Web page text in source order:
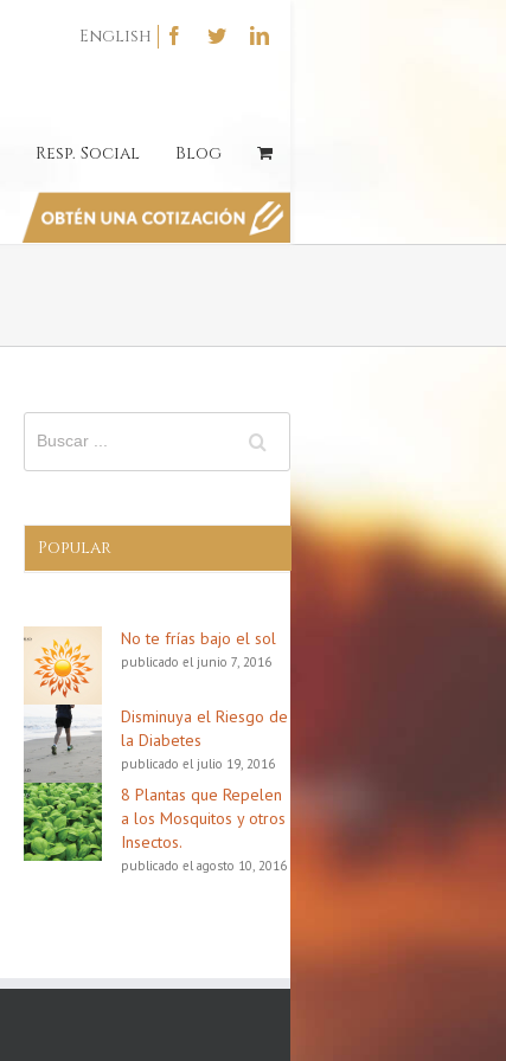
English
Resp. Social Blog
Popular
No te frías bajo el sol
publicado el junio 7, 2016
Disminuya el Riesgo de
la Diabetes
publicado el julio 19, 2016
8 Plantas que Repelen
a los Mosquitos y otros
Insectos.
publicado el agosto 10, 2016